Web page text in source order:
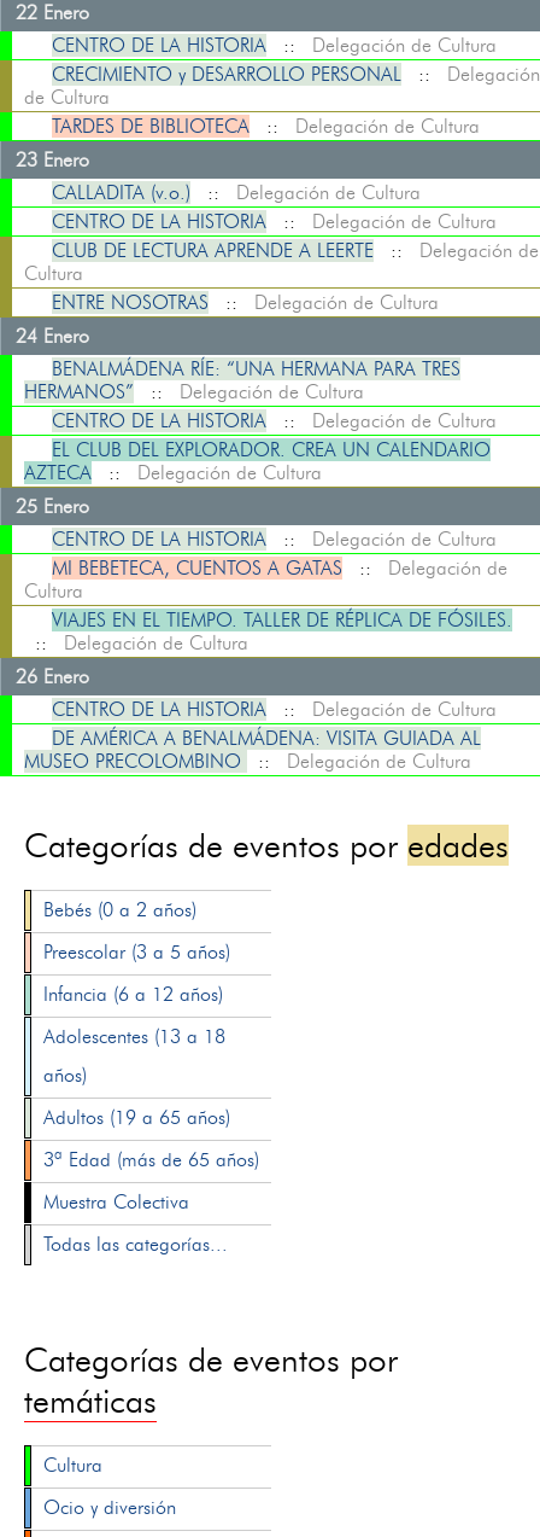
22 Enero
CENTRO DE LA HISTORIA :: Delegación de Cultura
CRECIMIENTO y DESARROLLO PERSONAL :: Delegación
de Cultura
TARDES DE BIBLIOTECA :: Delegación de Cultura
23 Enero
CALLADITA (v.o.) :: Delegación de Cultura
CENTRO DE LA HISTORIA :: Delegación de Cultura
CLUB DE LECTURA APRENDE A LEERTE :: Delegación de
Cultura
ENTRE NOSOTRAS :: Delegación de Cultura
24 Enero
BENALMÁDENA RÍE: “UNA HERMANA PARA TRES
HERMANOS” :: Delegación de Cultura
CENTRO DE LA HISTORIA :: Delegación de Cultura
EL CLUB DEL EXPLORADOR. CREA UN CALENDARIO
AZTECA :: Delegación de Cultura
25 Enero
CENTRO DE LA HISTORIA :: Delegación de Cultura
MI BEBETECA, CUENTOS A GATAS :: Delegación de
Cultura
VIAJES EN EL TIEMPO. TALLER DE RÉPLICA DE FÓSILES.
:: Delegación de Cultura
26 Enero
CENTRO DE LA HISTORIA :: Delegación de Cultura
DE AMÉRICA A BENALMÁDENA: VISITA GUIADA AL
MUSEO PRECOLOMBINO
:: Delegación de Cultura
Categorías de eventos por edades
Bebés (0 a 2 años)
Preescolar (3 a 5 años)
Infancia (6 a 12 años)
Adolescentes (13 a 18
años)
Adultos (19 a 65 años)
3ª Edad (más de 65 años)
Muestra Colectiva
Todas las categorías...
Categorías de eventos por
temáticas
Cultura
Ocio y diversión